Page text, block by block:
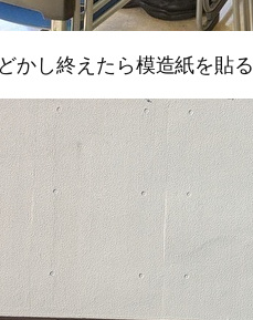
かし終えたら模造紙を貼